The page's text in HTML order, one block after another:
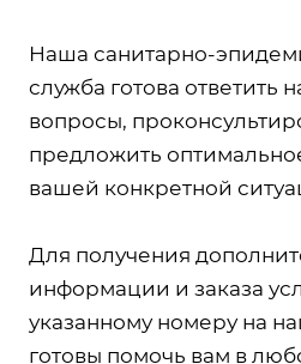
Наша санитарно-
служба готова ответить
вопросы,
предложить
вашей конкретной
Для получения
информации и заказа
указанному номеру на
готовы помочь вам в